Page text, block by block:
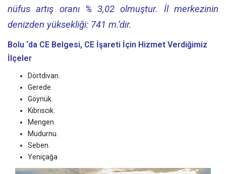
nüfus artış oranı % 3,02 olmuştur. İl merkezinin
denizden yüksekliği: 741 m.’dir.
Bolu ‘da CE Belgesi, CE İşareti İçin Hizmet Verdiğimiz
İlçeler
Dörtdivan.
Gerede.
Göynük.
Kıbrıscık.
Mengen.
Mudurnu.
Seben.
Yeniçağa